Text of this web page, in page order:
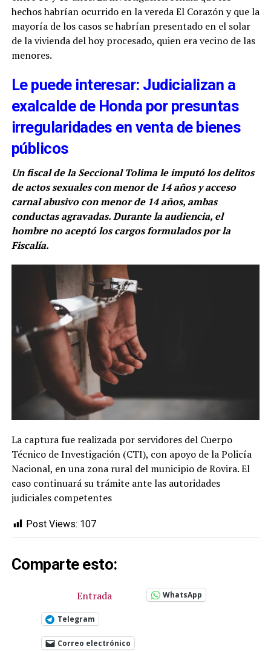
hechos habrían ocurrido en la vereda El Corazón y que la
mayoría de los casos se habrían presentado en el solar
de la vivienda del hoy procesado, quien era vecino de las
menores.
Le puede interesar: Judicializan a
exalcalde de Honda por presuntas
irregularidades en venta de bienes
públicos
Un fiscal de la Seccional Tolima le imputó los delitos
de actos sexuales con menor de 14 años y acceso
carnal abusivo con menor de 14 años, ambas
conductas agravadas. Durante la audiencia, el
hombre no aceptó los cargos formulados por la
Fiscalía.
La captura fue realizada por servidores del Cuerpo
Técnico de Investigación (CTI), con apoyo de la Policía
Nacional, en una zona rural del municipio de Rovira. El
caso continuará su trámite ante las autoridades
judiciales competentes
Post Views: 107
Comparte esto:
Entrada WhatsApp
Telegram
Correo electrónico